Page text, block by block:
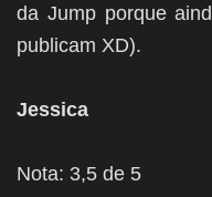
da Jump porque
publicam XD).
Jessica
Nota: 3,5 de 5